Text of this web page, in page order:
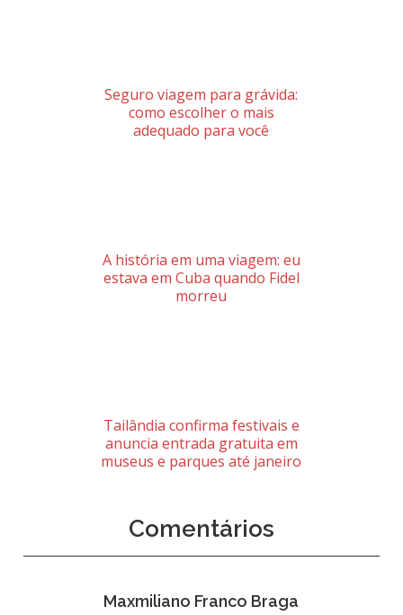
Seguro viagem para grávida:
como escolher o mais
adequado para você
A história em uma viagem: eu
estava em Cuba quando Fidel
morreu
Tailândia confirma festivais e
anuncia entrada gratuita em
museus e parques até janeiro
Comentários
Maxmiliano Franco Braga